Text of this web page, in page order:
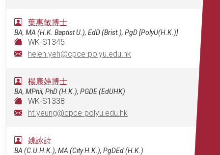
葉惠敏博士
BA, MA (H.K. Baptist U.), EdD (Brist.), PgD [PolyU(H.K.)]
WK-S1345
helen.yeh@cpce-polyu.edu.hk
楊康婷博士
BA, MPhil, PhD (H.K.), PGDE (EdUHK)
WK-S1338
ht.yeung@cpce-polyu.edu.hk
姚詠詩
BA (C.U.H.K.), MA (City H.K.), PgDEd (H.K.)